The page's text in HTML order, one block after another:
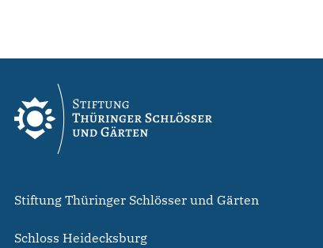
Stiftung Thüringer Schlösser und Gärten
Schloss Heidecksburg